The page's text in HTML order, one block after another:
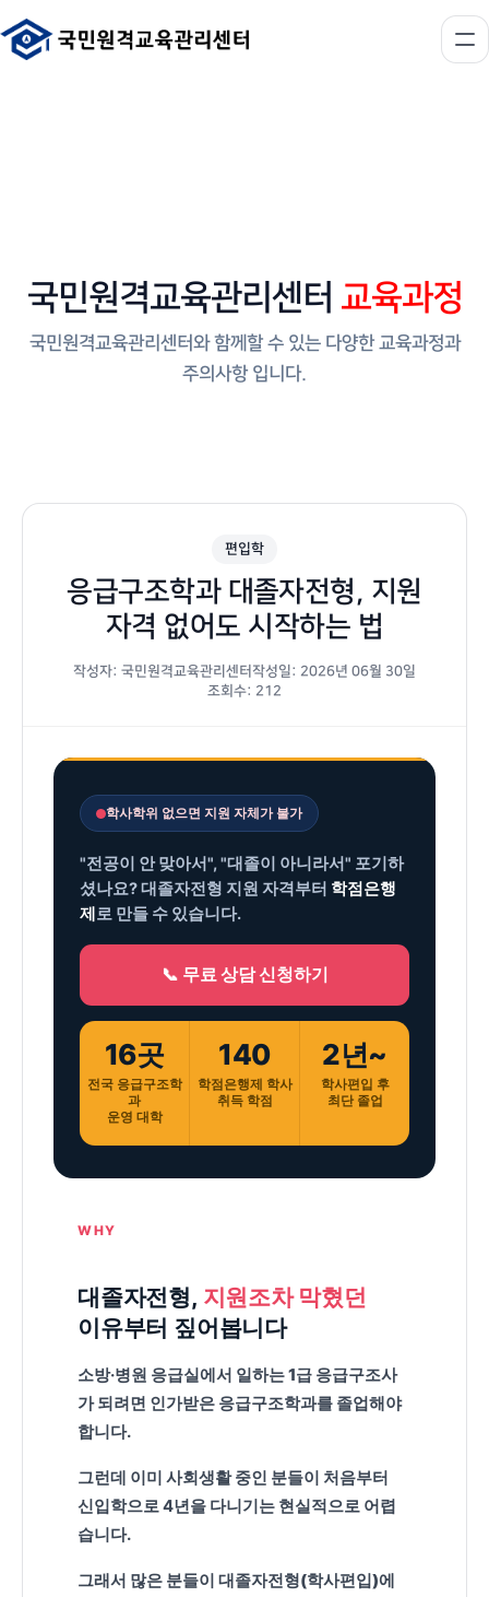
국민원격교육관리센터 교육과정
국민원격교육관리센터와 함께할 수 있는 다양한 교육과정과
주의사항 입니다.
편입학
응급구조학과 대졸자전형, 지원
자격 없어도 시작하는 법
작성자: 국민원격교육관리센터 작성일: 2026년 06월 30일
조회수: 212
학사학위 없으면 지원 자체가 불가
"전공이 안 맞아서", "대졸이 아니라서" 포기하
셨나요? 대졸자전형 지원 자격부터 학점은행
제로 만들 수 있습니다.
📞 무료 상담 신청하기
16곳
전국 응급구조학
과
운영 대학
140
학점은행제 학사
취득 학점
2년~
학사편입 후
최단 졸업
응WHY
대졸자전형, 지원조차 막혔던
이유부터 짚어봅니다
소방·병원 응급실에서 일하는1급 응급구조사
가 되려면 인가받은 응급구조학과를 졸업해야
합니다.
그런데 이미 사회생활 중인 분들이 처음부터
신입학으로 4년을 다니기는 현실적으로 어렵
습니다.
그래서 많은 분들이 대졸자전형(학사편입)에